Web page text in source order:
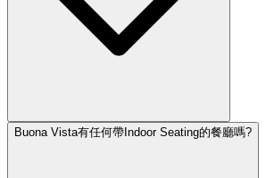
Buona Vista有任何帶Indoor Seating的餐廳嗎?